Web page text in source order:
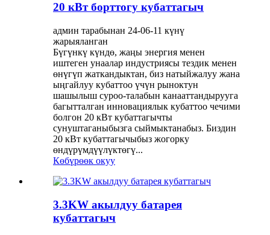
20 кВт борттогу кубаттагыч
админ тарабынан 24-06-11 күнү
жарыяланган
Бүгүнкү күндө, жаңы энергия менен
иштеген унаалар индустриясы тездик менен
өнүгүп жаткандыктан, биз натыйжалуу жана
ыңгайлуу кубаттоо үчүн рыноктун
шашылыш суроо-талабын канааттандырууга
багытталган инновациялык кубаттоо чечими
болгон 20 кВт кубаттагычты
сунуштаганыбызга сыймыктанабыз. Биздин
20 кВт кубаттагычыбыз жогорку
өндүрүмдүүлүктөгү...
Көбүрөөк окуу
3.3KW акылдуу батарея
кубаттагыч